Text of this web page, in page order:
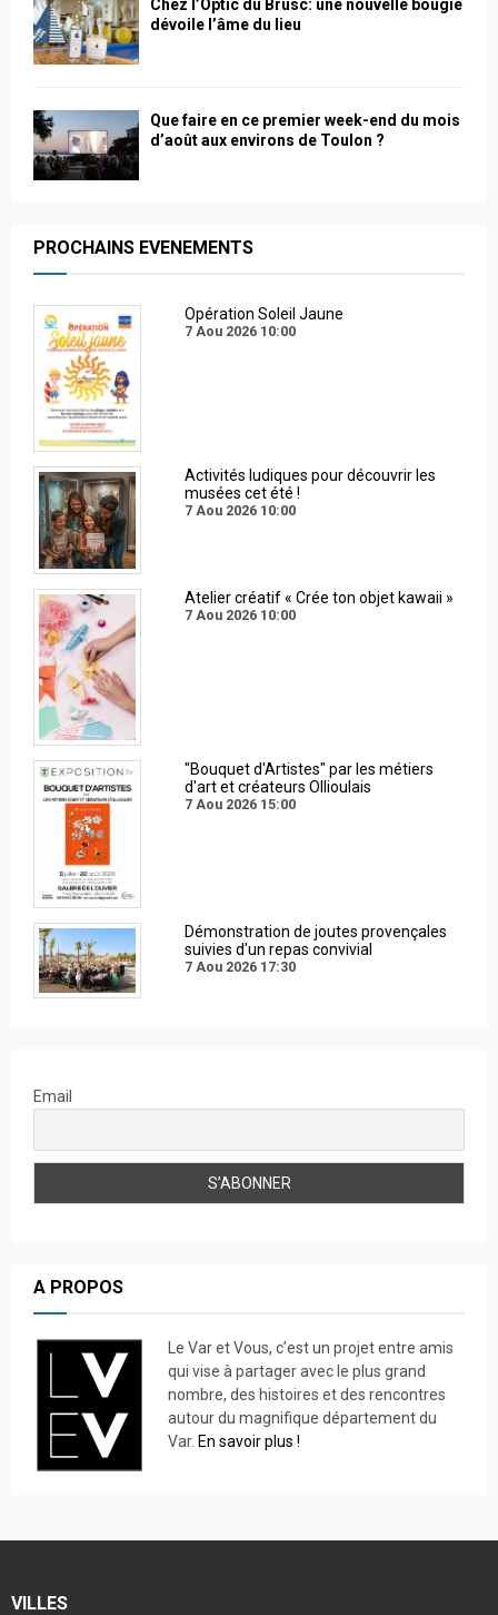
Chez l’Optic du Brusc: une nouvelle bougie
dévoile l’âme du lieu
Que faire en ce premier week-end du mois
d’août aux environs de Toulon ?
PROCHAINS EVENEMENTS
Opération Soleil Jaune
7 Aou 2026 10:00
Activités ludiques pour découvrir les
musées cet été !
7 Aou 2026 10:00
Atelier créatif « Crée ton objet kawaii »
7 Aou 2026 10:00
"Bouquet d'Artistes" par les métiers
d'art et créateurs Ollioulais
7 Aou 2026 15:00
Démonstration de joutes provençales
suivies d'un repas convivial
7 Aou 2026 17:30
Email
A PROPOS
Le Var et Vous, c’est un projet entre amis
qui vise à partager avec le plus grand
nombre, des histoires et des rencontres
autour du magnifique département du
Var. En savoir plus !
VILLES